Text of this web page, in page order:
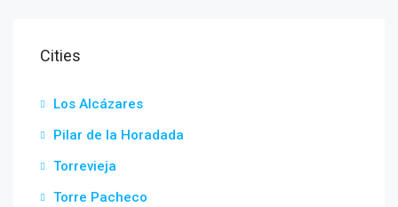
Cities
Los Alcázares
Pilar de la Horadada
Torrevieja
Torre Pacheco